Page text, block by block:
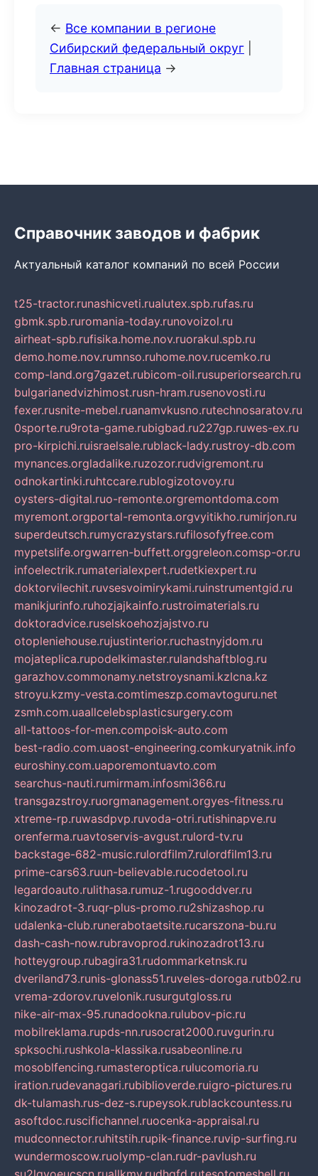
← Все компании в регионе
Сибирский федеральный округ
Главная страница →
Справочник заводов и фабрик
Актуальный каталог компаний по всей России
t25-tractor.runashicveti.rualutex.spb.rufas.ru
gbmk.spb.ruromania-today.runovoizol.ru
airheat-spb.rufisika.home.nov.ruorakul.spb.ru
demo.home.nov.rumnso.ruhome.nov.rucemko.ru
comp-land.org7gazet.rubicom-oil.rusuperiorsearch.ru
bulgarianedvizhimost.rusn-hram.rusenovosti.ru
fexer.rusnite-mebel.ruanamvkusno.rutechnosaratov.ru
0sporte.ru9rota-game.rubigbad.ru227gp.ruwes-ex.ru
pro-kirpichi.ruisraelsale.rublack-lady.rustroy-db.com
mynances.orgladalike.ruzozor.rudvigremont.ru
odnokartinki.ruhtccare.rublogizotovoy.ru
oysters-digital.ruo-remonte.orgremontdoma.com
myremont.orgportal-remonta.orgvyitikho.rumirjon.ru
superdeutsch.rumycrazystars.rufilosofyfree.com
mypetslife.orgwarren-buffett.orggreleon.comsp-or.ru
infoelectrik.rumaterialexpert.rudetkiexpert.ru
doktorvilechit.ruvsesvoimirykami.ruinstrumentgid.ru
manikjurinfo.ruhozjajkainfo.rustroimaterials.ru
doktoradvice.ruselskoehozjajstvo.ru
otopleniehouse.rujustinterior.ruchastnyjdom.ru
mojateplica.rupodelkimaster.rulandshaftblog.ru
garazhov.commonamy.netstroysnami.kzlcna.kz
stroyu.kzmy-vesta.comtimeszp.comavtoguru.net
zsmh.com.uaallcelebsplasticsurgery.com
all-tattoos-for-men.compoisk-auto.com
best-radio.com.uaost-engineering.comkuryatnik.info
euroshiny.com.uaporemontuavto.com
searchus-nauti.rumirmam.infosmi366.ru
transgazstroy.ruorgmanagement.orgyes-fitness.ru
xtreme-rp.ruwasdpvp.ruvoda-otri.rutishinapve.ru
orenferma.ruavtoservis-avgust.rulord-tv.ru
backstage-682-music.rulordfilm7.rulordfilm13.ru
prime-cars63.ruun-believable.rucodetool.ru
legardoauto.rulithasa.rumuz-1.rugooddver.ru
kinozadrot-3.ruqr-plus-promo.ru2shizashop.ru
udalenka-club.runerabotaetsite.rucarszona-bu.ru
dash-cash-now.rubravoprod.rukinozadrot13.ru
hotteygroup.rubagira31.rudommarketnsk.ru
dveriland73.runis-glonass51.ruveles-doroga.rutb02.ru
vrema-zdorov.ruvelonik.rusurgutgloss.ru
nike-air-max-95.runadookna.rulubov-pic.ru
mobilreklama.rupds-nn.rusocrat2000.ruvgurin.ru
spksochi.rushkola-klassika.rusabeonline.ru
mosoblfencing.rumasteroptica.rulucomoria.ru
iration.rudevanagari.rubiblioverde.ruigro-pictures.ru
dk-tulamash.rus-dez-s.rupeysok.rublackcountess.ru
asoftdoc.ruscifichannel.ruocenka-appraisal.ru
mudconnector.ruhitstih.rupik-finance.ruvip-surfing.ru
wundermoscow.ruolymp-clan.rudr-pavlush.ru